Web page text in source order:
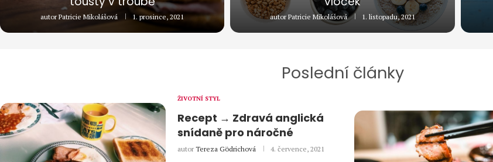
autorPatricie Mikolášová 1. prosince, 2021 autorPatricie Mikolášová 1. listopadu, 2021
Poslední články
ŽIVOTNÍ STYL
Recept → Zdravá anglická
snídaně pro náročné
autor Tereza Gödrichová 4. července, 2021